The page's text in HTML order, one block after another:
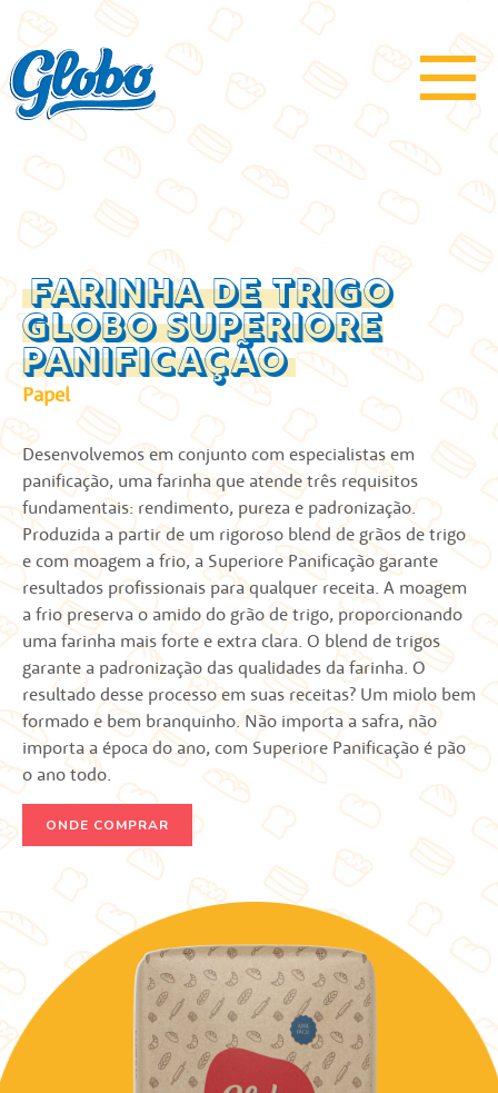
FARINHA DE TRIGO
GLOBO SUPERIORE
PANIFICAÇÃO
Papel
Desenvolvemos em conjunto com especialistas em
panificação, uma farinha que atende três requisitos
fundamentais: rendimento, pureza e padronização.
Produzida a partir de um rigoroso blend de grãos de trigo
e com moagem a frio, a Superiore Panificação garante
resultados profissionais para qualquer receita. A moagem
a frio preserva o amido do grão de trigo, proporcionando
uma farinha mais forte e extra clara. O blend de trigos
garante a padronização das qualidades da farinha. O
resultado desse processo em suas receitas? Um miolo bem
formado e bem branquinho. Não importa a safra, não
importa a época do ano, com Superiore Panificação é pão
o ano todo.
ONDE COMPRAR